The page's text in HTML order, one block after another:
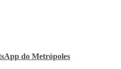
do Metrópoles